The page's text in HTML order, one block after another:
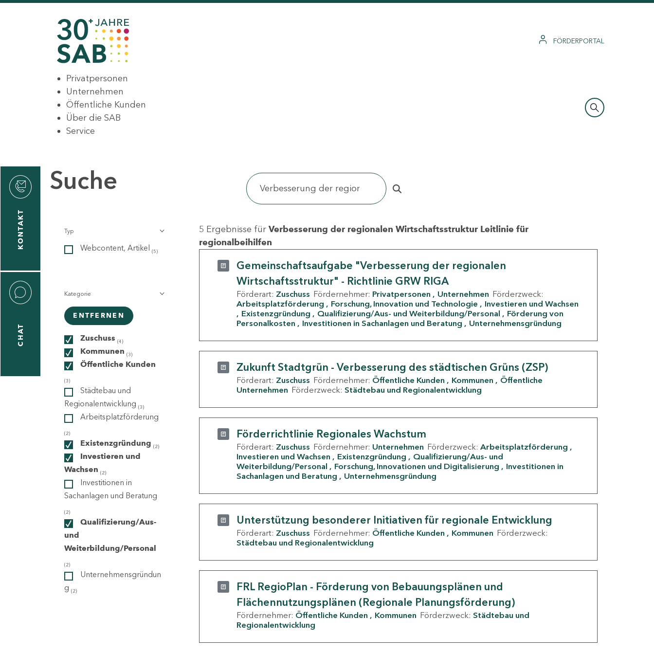
FÖRDERPORTAL
Privatpersonen
Unternehmen
Öffentliche Kunden
Über die SAB
Service
KONTAKT
CHAT
Suche
Typ
Webcontent, Artikel (5)
Kategorie
ENTFERNEN
Zuschuss (4)
Kommunen (3)
Öffentliche Kunden
(3)
Städtebau und
Regionalentwicklung (3)
Arbeitsplatzförderung
(2)
Existenzgründung (2)
Investieren und
Wachsen (2)
Investitionen in
Sachanlagen und Beratung
(2)
Qualifizierung/Aus-
und
Weiterbildung/Personal
(2)
Unternehmensgründun
g (2)
5 Ergebnisse für Verbesserung der regionalen Wirtschaftsstruktur Leitlinie für
regionalbeihilfen
Gemeinschaftsaufgabe "Verbesserung der regionalen
Wirtschaftsstruktur" - Richtlinie GRW RIGA
Förderart: Zuschuss Fördernehmer: Privatpersonen Unternehmen Förderzweck:
Arbeitsplatzförderung
Forschung, Innovation und Technologie
Investieren und Wachsen
Existenzgründung
Qualifizierung/Aus- und Weiterbildung/Personal
Förderung von
Personalkosten
Investitionen in Sachanlagen und Beratung Unternehmensgründung
Zukunft Stadtgrün - Verbesserung des städtischen Grüns (ZSP)
Förderart: Zuschuss Fördernehmer: Öffentliche Kunden Kommunen
Öffentliche
Unternehmen Förderzweck: Städtebau und Regionalentwicklung
Förderrichtlinie Regionales Wachstum
Förderart: Zuschuss Fördernehmer: Unternehmen Förderzweck: Arbeitsplatzförderung
Investieren und Wachsen
Existenzgründung
Qualifizierung/Aus- und
Weiterbildung/Personal
Forschung, Innovationen und Digitalisierung
Investitionen in
Sachanlagen und Beratung
Unternehmensgründung
Unterstützung besonderer Initiativen für regionale Entwicklung
Förderart: Zuschuss Fördernehmer: Öffentliche Kunden Kommunen Förderzweck:
Städtebau und Regionalentwicklung
FRL RegioPlan - Förderung von Bebauungsplänen und
Flächennutzungsplänen (Regionale Planungsförderung)
Fördernehmer: Öffentliche Kunden Kommunen Förderzweck: Städtebau und
Regionalentwicklung